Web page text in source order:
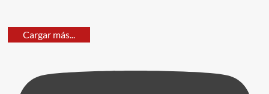
Cargar más...